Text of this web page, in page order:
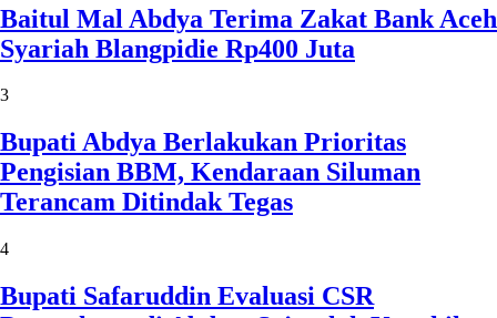
Baitul Mal Abdya Terima Zakat Bank Aceh
Syariah Blangpidie Rp400 Juta
3
Bupati Abdya Berlakukan Prioritas
Pengisian BBM, Kendaraan Siluman
Terancam Ditindak Tegas
4
Bupati Safaruddin Evaluasi CSR